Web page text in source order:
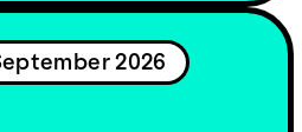
2026